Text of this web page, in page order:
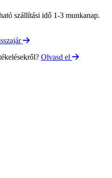
szállítási idő 1-3 munkanap.
Olvasd el